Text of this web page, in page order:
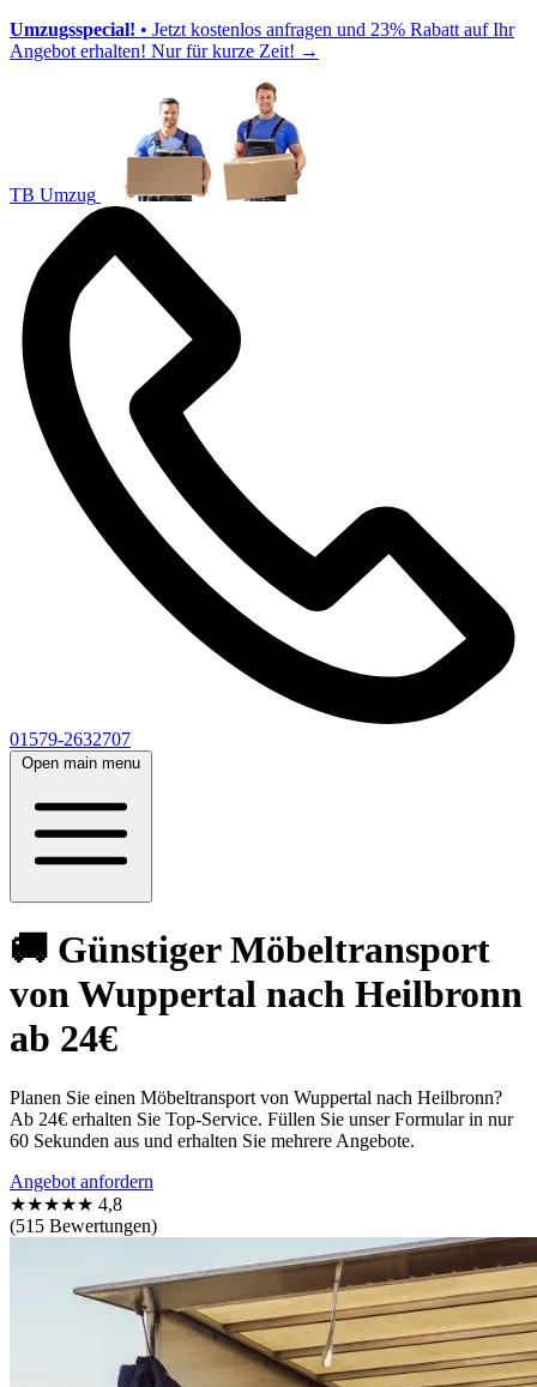
Umzugsspecial! • Jetzt kostenlos anfragen und 23% Rabatt auf Ihr
Angebot erhalten! Nur für kurze Zeit! →
TB Umzug
01579-2632707
Open main menu
🚚 Günstiger Möbeltransport
von Wuppertal nach Heilbronn
ab 24€
Planen Sie einen Möbeltransport von Wuppertal nach Heilbronn?
Ab 24€ erhalten Sie Top-Service. Füllen Sie unser Formular in nur
60 Sekunden aus und erhalten Sie mehrere Angebote.
Angebot anfordern
★★★★★ 4,8
(515 Bewertungen)